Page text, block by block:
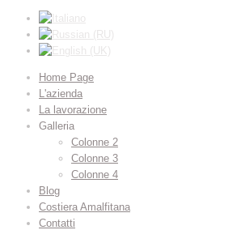
Home Page
L'azienda
La lavorazione
Galleria
Colonne 2
Colonne 3
Colonne 4
Blog
Costiera Amalfitana
Contatti